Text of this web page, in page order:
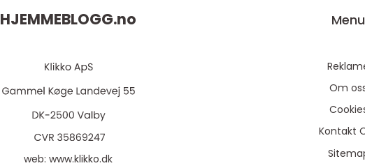
HJEMMEBLOGG.no
web:www.klikko.dk
Menu
Om
Kontakt